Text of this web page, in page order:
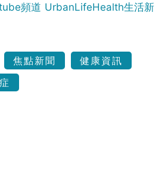
頻道 UrbanLifeHealth生活新
焦點新聞
健康資訊